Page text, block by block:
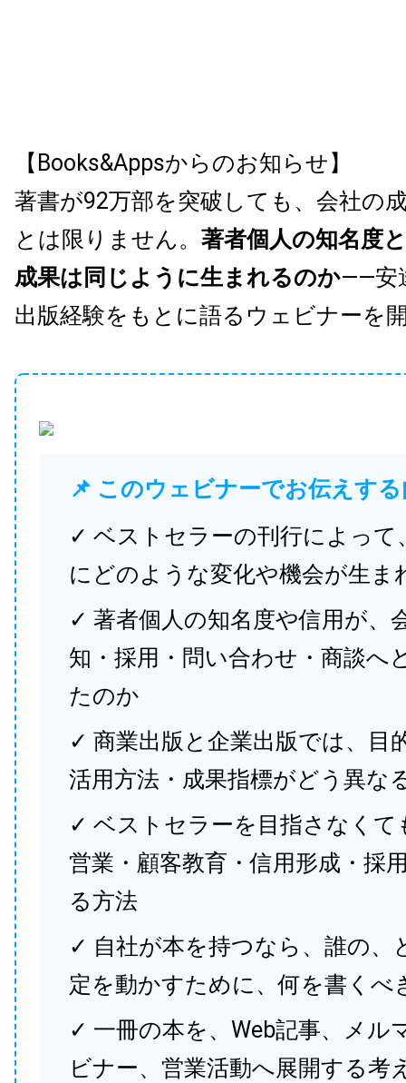
【Books&Appsからのお知らせ】
著書が92万部を突破しても、会社の
とは限りません。 著者個人の知名度
成果は同じように生まれるのか——安
出版経験をもとに語るウェビナーを
📌 このウェビナーでお伝えす
✓ ベストセラーの刊行によって
にどのような変化や機会が生ま
✓ 著者個人の知名度や信用が、
知・採用・問い合わせ・商談へ
たのか
✓ 商業出版と企業出版では、目
活用方法・成果指標がどう異な
✓ ベストセラーを目指さなくて
営業・顧客教育・信用形成・採
る方法
✓ 自社が本を持つなら、誰の、
定を動かすために、何を書くべ
✓ 一冊の本を、Web記事、メル
ビナー、営業活動へ展開する考